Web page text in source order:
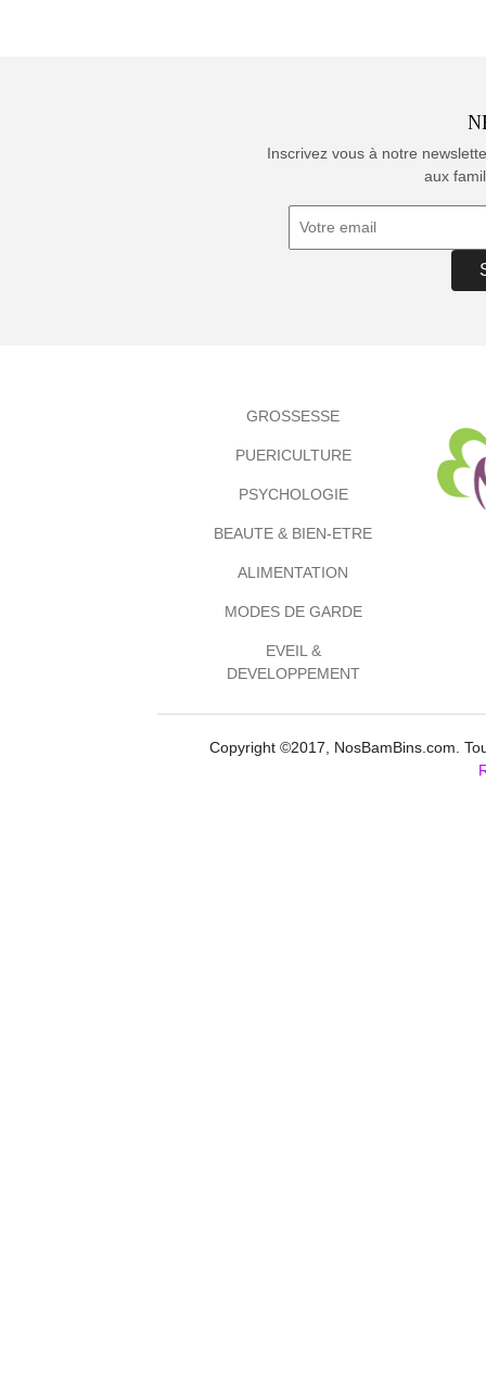
Inscrivez vous à notre
aux
GROSSESSE
PUERICULTURE
PSYCHOLOGIE
BEAUTE & BIEN-ETRE
ALIMENTATION
MODES DE GARDE
EVEIL &
DEVELOPPEMENT
Copyright ©2017, NosBamBins.com.